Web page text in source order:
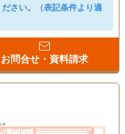
ださい。（表記条件より適
お問合せ・資料請求